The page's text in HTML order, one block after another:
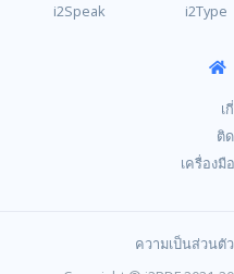
i2Speak
i2Type
เ
ติ
เครื่องมื
ความเป็นส่วนตัว